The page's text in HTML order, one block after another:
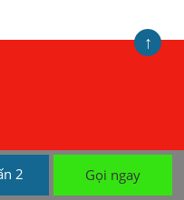
↑
2 Gọi ngay